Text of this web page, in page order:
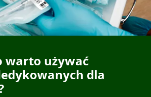
warto używać
dla